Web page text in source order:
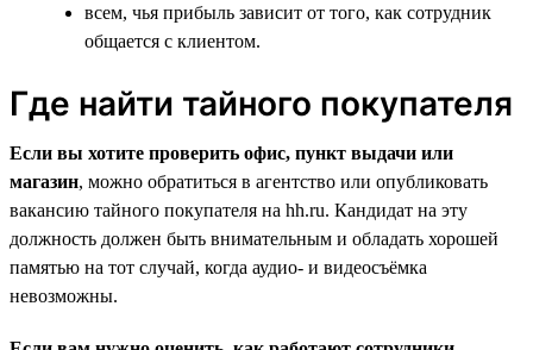
всем, чья прибыль зависит от того, как сотрудник
общается с клиентом.
Где найти тайного покупателя
Если вы хотите проверить офис, пункт выдачи или
магазин, можно обратиться в агентство или опубликовать
вакансию тайного покупателя на hh.ru. Кандидат на эту
должность должен быть внимательным и обладать хорошей
памятью на тот случай, когда аудио- и видеосъёмка
невозможны.